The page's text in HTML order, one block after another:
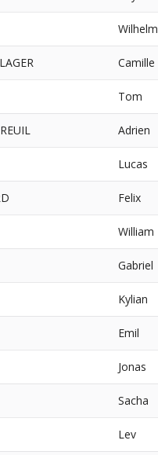
Wilhelm
Camille
Tom
Adrien
Lucas
Felix
William
Gabriel
Kylian
Emil
Jonas
Sacha
Lev